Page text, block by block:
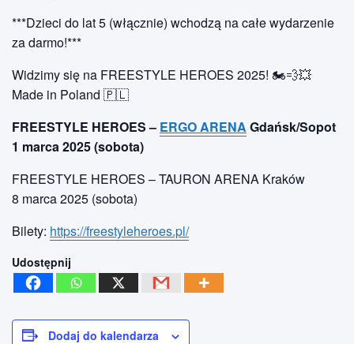
***Dzieci do lat 5 (włącznie) wchodzą na całe wydarzenie
za darmo!***
Widzimy się na FREESTYLE HEROES 2025! 🏍💨💥
Made in Poland 🇵🇱
FREESTYLE HEROES – ERGO ARENA Gdańsk/Sopot
1 marca 2025 (sobota)
FREESTYLE HEROES – TAURON ARENA Kraków
8 marca 2025 (sobota)
Bilety: https://freestyleheroes.pl/
Udostępnij
Dodaj do kalendarza